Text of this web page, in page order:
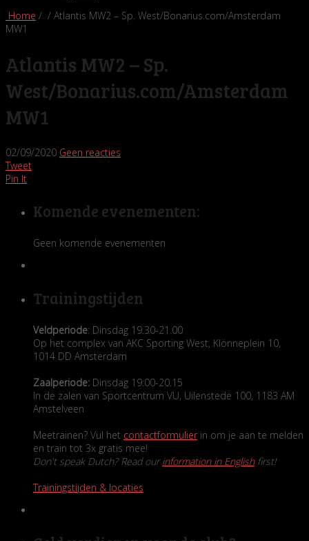
Home / / Atlantis MW2 – Sp. West/Bonarius.com/Amsterdam
MW1
Atlantis MW2 – Sp.
West/Bonarius.com/Amsterdam
MW1
02/09/2020 Geen reacties
Tweet
Pin It
Komende evenementen:
Geen komende evenementen
Trainingstijden
Veldperiode: Dinsdag 19.30-21.00
Op het complex van AKC Sporting West, Klönneplein 10,
1014 DD Amsterdam
Zaalperiode: Dinsdag 19:00-20.15
In de zalen van Sportcentrum VU, Uilenstede 100, 1183 AM
Amstelveen
Meetrainen? Vul het contactformulierin om je aan te melden
en train tot 3x gratis mee!
Don't speak Dutch? Read ourinformation in Englishfirst!
Trainingstijden & locaties